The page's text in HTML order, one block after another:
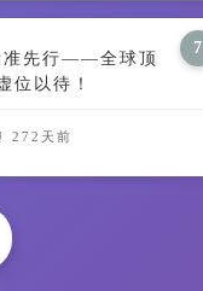
7
准先行——全球顶
位以待！
272天前